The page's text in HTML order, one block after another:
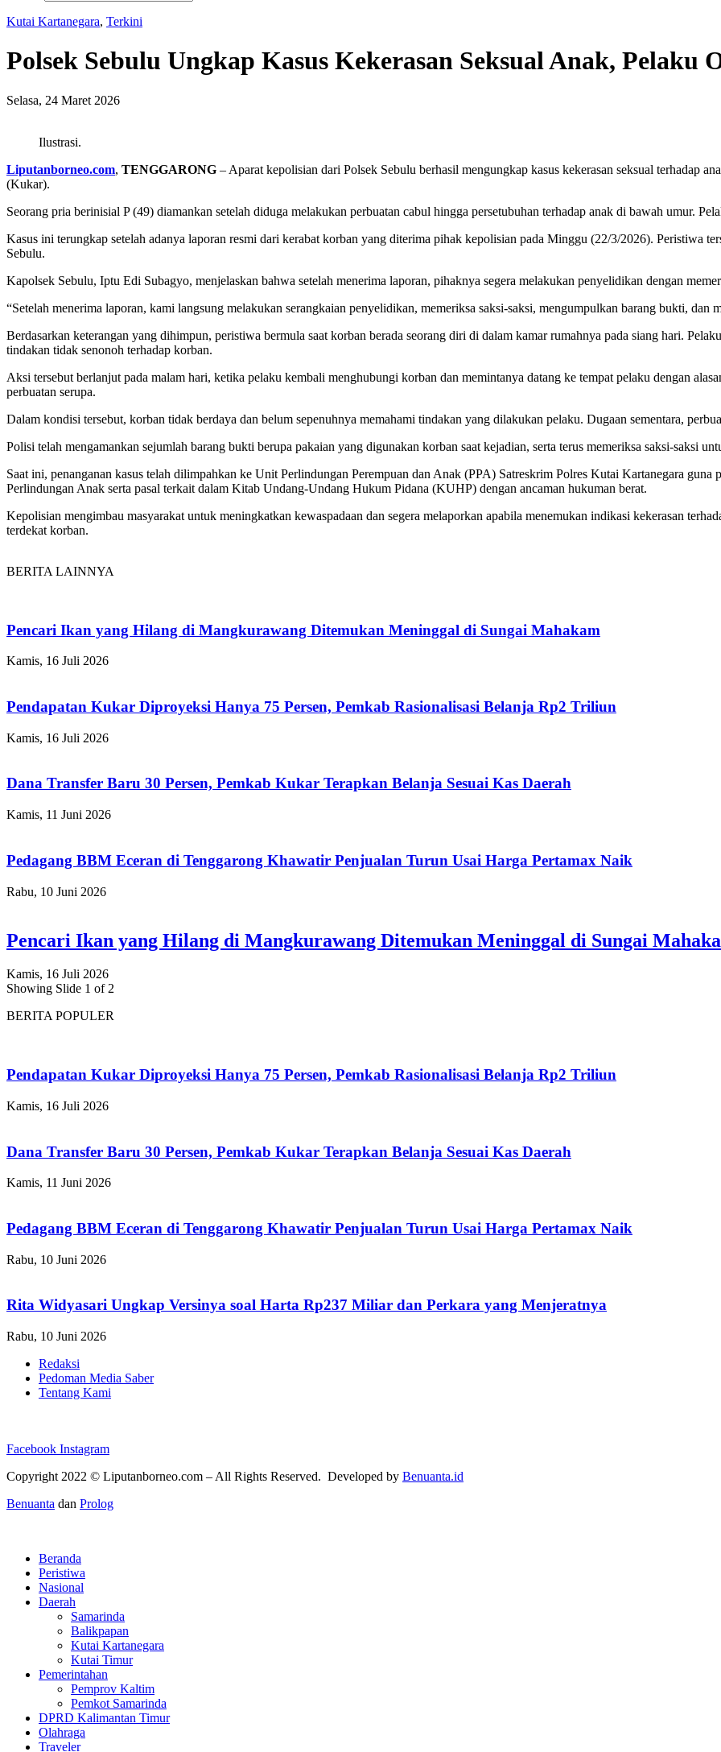
Kutai Kartanegara, Terkini
Polsek Sebulu Ungkap Kasus Kekerasan Seksual Anak, Pelaku
Selasa, 24 Maret 2026
Ilustrasi.
Liputanborneo.com, TENGGARONG – Aparat kepolisian dari Polsek Sebulu berhasil mengungkap kasus kekerasan seksual terhadap
(Kukar).
Seorang pria berinisial P (49) diamankan setelah diduga melakukan perbuatan cabul hingga persetubuhan terhadap anak di bawah umur.
Kasus ini terungkap setelah adanya laporan resmi dari kerabat korban yang diterima pihak kepolisian pada Minggu (22/3/2026). Peristiwa
Sebulu.
Kapolsek Sebulu, Iptu Edi Subagyo, menjelaskan bahwa setelah menerima laporan, pihaknya segera melakukan penyelidikan dengan
“Setelah menerima laporan, kami langsung melakukan serangkaian penyelidikan, memeriksa saksi-saksi, mengumpulkan barang bukti, dan
Berdasarkan keterangan yang dihimpun, peristiwa bermula saat korban berada seorang diri di dalam kamar rumahnya pada siang hari.
tindakan tidak senonoh terhadap korban.
Aksi tersebut berlanjut pada malam hari, ketika pelaku kembali menghubungi korban dan memintanya datang ke tempat pelaku dengan
perbuatan serupa.
Dalam kondisi tersebut, korban tidak berdaya dan belum sepenuhnya memahami tindakan yang dilakukan pelaku. Dugaan sementara,
Polisi telah mengamankan sejumlah barang bukti berupa pakaian yang digunakan korban saat kejadian, serta terus memeriksa saksi-saksi
Saat ini, penanganan kasus telah dilimpahkan ke Unit Perlindungan Perempuan dan Anak (PPA) Satreskrim Polres Kutai Kartanegara
Perlindungan Anak serta pasal terkait dalam Kitab Undang-Undang Hukum Pidana (KUHP) dengan ancaman hukuman berat.
Kepolisian mengimbau masyarakat untuk meningkatkan kewaspadaan dan segera melaporkan apabila menemukan indikasi kekerasan
terdekat korban.
BERITA LAINNYA
Pencari Ikan yang Hilang di Mangkurawang Ditemukan Meninggal di Sungai Mahakam
Kamis, 16 Juli 2026
Pendapatan Kukar Diproyeksi Hanya 75 Persen, Pemkab Rasionalisasi Belanja Rp2 Triliun
Kamis, 16 Juli 2026
Dana Transfer Baru 30 Persen, Pemkab Kukar Terapkan Belanja Sesuai Kas Daerah
Kamis, 11 Juni 2026
Pedagang BBM Eceran di Tenggarong Khawatir Penjualan Turun Usai Harga Pertamax Naik
Rabu, 10 Juni 2026
Pencari Ikan yang Hilang di Mangkurawang Ditemukan Meninggal di Sungai
Kamis, 16 Juli 2026
Showing Slide 1 of 2
BERITA POPULER
Pendapatan Kukar Diproyeksi Hanya 75 Persen, Pemkab Rasionalisasi Belanja Rp2 Triliun
Kamis, 16 Juli 2026
Dana Transfer Baru 30 Persen, Pemkab Kukar Terapkan Belanja Sesuai Kas Daerah
Kamis, 11 Juni 2026
Pedagang BBM Eceran di Tenggarong Khawatir Penjualan Turun Usai Harga Pertamax Naik
Rabu, 10 Juni 2026
Rita Widyasari Ungkap Versinya soal Harta Rp237 Miliar dan Perkara yang Menjeratnya
Rabu, 10 Juni 2026
Redaksi
Pedoman Media Saber
Tentang Kami
Facebook Instagram
Copyright 2022 © Liputanborneo.com – All Rights Reserved. Developed by Benuanta.id
Benuanta dan Prolog
Beranda
Peristiwa
Nasional
Daerah
Samarinda
Balikpapan
Kutai Kartanegara
Kutai Timur
Pemerintahan
Pemprov Kaltim
Pemkot Samarinda
DPRD Kalimantan Timur
Olahraga
Traveler